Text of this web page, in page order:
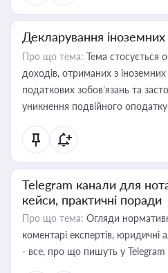
Декларування іноземних
Про що тема: Тема стосується
доходів, отриманих з
податкових зобов’язань та
уникнення подвійного
Telegram канали для
кейси, практичні поради
Про що тема: Огляди
коментарі експертів, юридичні
- все, про що пишуть у Telegram